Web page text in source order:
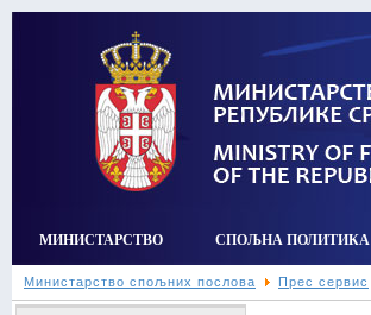
МИНИСТАРСТВО СПОЉНА ПОЛИТИКА
Министарство спољних послова Прес сервис